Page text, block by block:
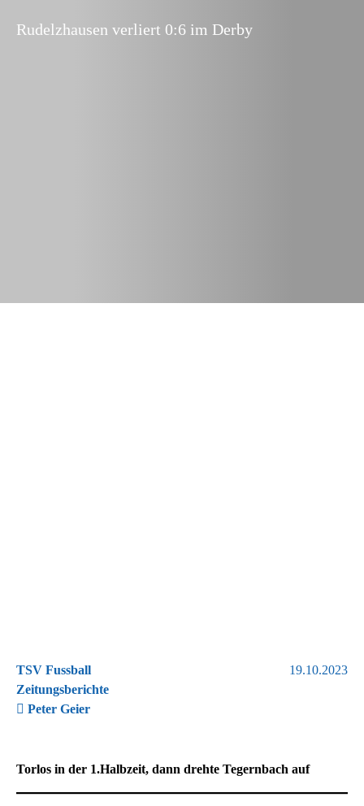
Rudelzhausen verliert 0:6 im Derby
TSV Fussball
Zeitungsberichte
Peter Geier
19.10.2023
Torlos in der 1.Halbzeit, dann drehte Tegernbach auf